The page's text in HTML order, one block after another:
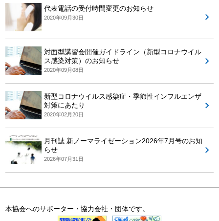
代表電話の受付時間変更のお知らせ
2020年09月30日
対面型講習会開催ガイドライン（新型コロナウイル
ス感染対策）のお知らせ
2020年09月08日
新型コロナウイルス感染症・季節性インフルエンザ
対策にあたり
2020年02月20日
月刊誌 新ノーマライゼーション2026年7月号のお知
らせ
2026年07月31日
本協会へのサポーター・協力会社・団体です。